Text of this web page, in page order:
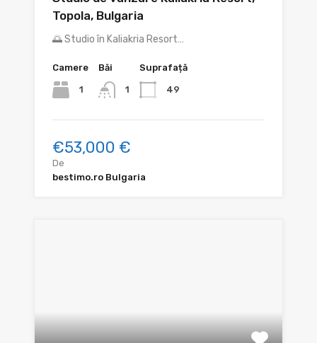
Topola, Bulgaria
🌅 Studio în Kaliakria Resort…
Camere
1
Băi
1
Suprafață
49
€53,000 €
De
bestimo.ro Bulgaria